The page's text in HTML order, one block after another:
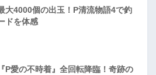
大4000個の出玉！P清流物語4で釣
ドを体感
P愛の不時着』全回転降臨！奇跡の